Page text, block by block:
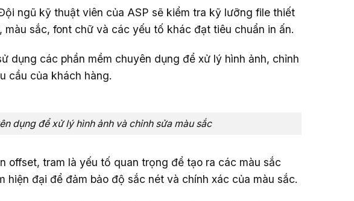
ngũ kỹ thuật viên của ASP sẽ kiểm tra kỹ lưỡng file thiết
sắc, font chữ và các yếu tố khác đạt tiêu chuẩn in ấn.
dụng các phần mềm chuyên dụng để xử lý hình ảnh, chỉnh
cầu của khách hàng.
dụng để xử lý hình ảnh và chỉnh sửa màu sắc
offset, tram là yếu tố quan trọng để tạo ra các màu sắc
hiện đại để đảm bảo độ sắc nét và chính xác của màu sắc.